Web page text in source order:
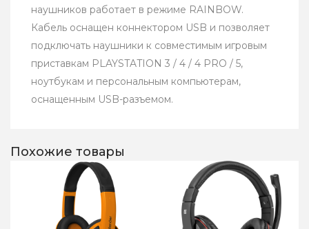
наушников работает в режиме RAINBOW.
Кабель оснащен коннектором USB и позволяет
подключать наушники к совместимым игровым
приставкам PLAYSTATION 3 / 4 / 4 PRO / 5,
ноутбукам и персональным компьютерам,
оснащенным USB-разъемом.
Похожие товары